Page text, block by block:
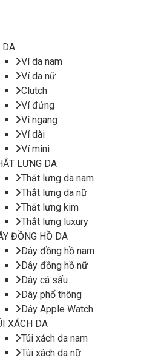
DA
Ví da nam
Ví da nữ
Clutch
Ví đứng
Ví ngang
Ví dài
Ví mini
LƯNG DA
Thắt lưng da nam
Thắt lưng da nữ
Thắt lưng kim
Thắt lưng luxury
ĐỒNG HỒ DA
Dây đồng hồ nam
Dây đồng hồ nữ
Dây cá sấu
Dây phổ thông
Dây Apple Watch
XÁCH DA
Túi xách da nam
Túi xách da nữ